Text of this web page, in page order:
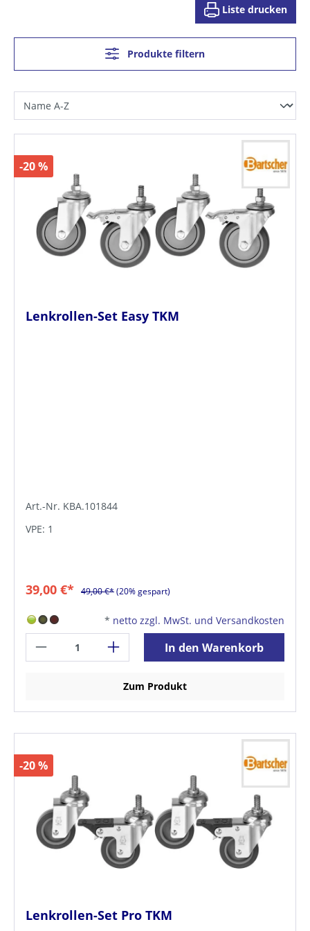
Liste drucken
Produkte filtern
-20 %
Lenkrollen-Set Easy TKM
Art.-Nr. KBA.101844
VPE: 1
39,00 €* 49,00 €*(20% gespart)
* netto zzgl. MwSt. und Versandkosten
In den Warenkorb
Zum Produkt
-20 %
Lenkrollen-Set Pro TKM